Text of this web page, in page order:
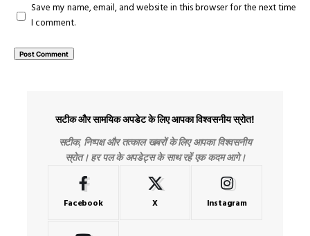
Save my name, email, and website in this browser for the next time
I comment.
सटीक और सामयिक अपडेट के लिए आपका विश्वसनीय स्रोत!
सटीक, निष्पक्ष और तत्काल खबरों के लिए आपका विश्वसनीय
स्रोत। हर पल के अपडेट्स के साथ रहें एक कदम आगे।
Facebook X Instagram